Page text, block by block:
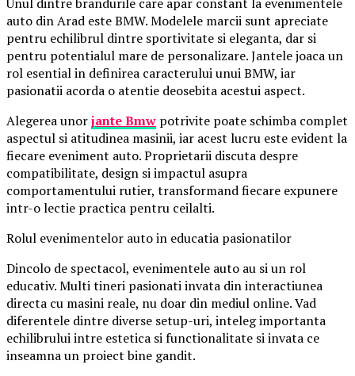
auto din Arad este BMW. Modelele marcii sunt apreciate
pentru echilibrul dintre sportivitate si eleganta, dar si
pentru potentialul mare de personalizare. Jantele joaca un
rol esential in definirea caracterului unui BMW, iar
pasionatii acorda o atentie deosebita acestui aspect.
Alegerea unorjante Bmw potrivite poate schimba complet
aspectul si atitudinea masinii, iar acest lucru este evident la
fiecare eveniment auto. Proprietarii discuta despre
compatibilitate, design si impactul asupra
comportamentului rutier, transformand fiecare expunere
intr-o lectie practica pentru ceilalti.
Rolul evenimentelor auto in educatia pasionatilor
Dincolo de spectacol, evenimentele auto au si un rol
educativ. Multi tineri pasionati invata din interactiunea
directa cu masini reale, nu doar din mediul online. Vad
diferentele dintre diverse setup-uri, inteleg importanta
echilibrului intre estetica si functionalitate si invata ce
inseamna un proiect bine gandit.